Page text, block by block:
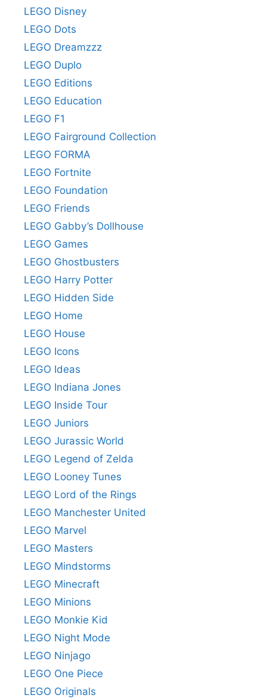
LEGO Disney
LEGO Dots
LEGO Dreamzzz
LEGO Duplo
LEGO Editions
LEGO Education
LEGO F1
LEGO Fairground Collection
LEGO FORMA
LEGO Fortnite
LEGO Foundation
LEGO Friends
LEGO Gabby’s Dollhouse
LEGO Games
LEGO Ghostbusters
LEGO Harry Potter
LEGO Hidden Side
LEGO Home
LEGO House
LEGO Icons
LEGO Ideas
LEGO Indiana Jones
LEGO Inside Tour
LEGO Juniors
LEGO Jurassic World
LEGO Legend of Zelda
LEGO Looney Tunes
LEGO Lord of the Rings
LEGO Manchester United
LEGO Marvel
LEGO Masters
LEGO Mindstorms
LEGO Minecraft
LEGO Minions
LEGO Monkie Kid
LEGO Night Mode
LEGO Ninjago
LEGO One Piece
LEGO Originals